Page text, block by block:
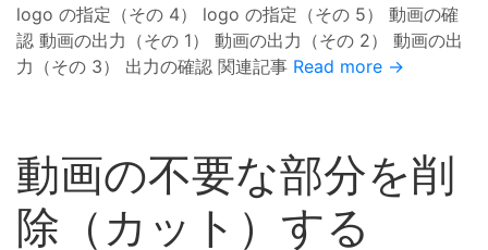
logo の指定（その 4） logo の指定（その 5） 動画の確
認 動画の出力（その 1） 動画の出力（その 2） 動画の出
力（その 3） 出力の確認 関連記事 Read more →
動画の不要な部分を削
除（カット）する